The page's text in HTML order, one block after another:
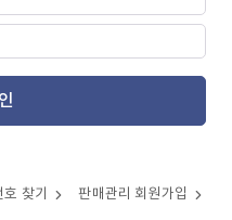
찾기 판매관리 회원가입